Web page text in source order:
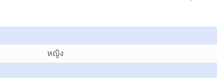
หญิง